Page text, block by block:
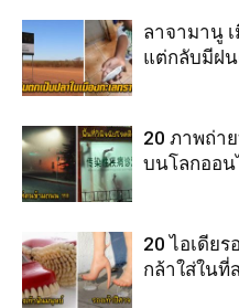
ลาจามานู
แต่กลับมีฝ
20 ภาพถ่า
บนโลกออ
20 ไอเดีย
กล้าใส่ในที่